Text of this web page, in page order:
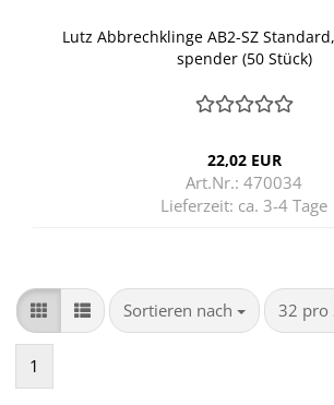
Lutz Ab­brech­klin­ge AB2-​SZ
spen­der (50 Stück)
22,02 EUR
Art.Nr.: 470034
Lieferzeit: ca. 3-4 Tage
Sortieren nach
Sortieren nach 32 pro
pro
1